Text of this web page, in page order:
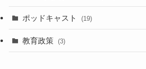
ポッドキャスト (19)
教育政策 (3)